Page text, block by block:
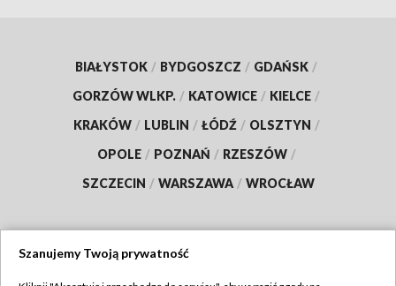
BIAŁYSTOK / BYDGOSZCZ / GDAŃSK /
GORZÓW WLKP. / KATOWICE / KIELCE /
KRAKÓW / LUBLIN / ŁÓDŹ / OLSZTYN /
OPOLE / POZNAŃ / RZESZÓW /
SZCZECIN / WARSZAWA / WROCŁAW
Szanujemy Twoją prywatność